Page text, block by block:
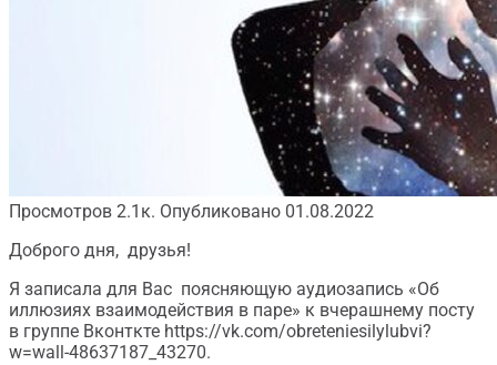
Просмотров 2.1к. Опубликовано 01.08.2022
Доброго дня, друзья!
Я записала для Вас поясняющую аудиозапись «Об
иллюзиях взаимодействия в паре» к вчерашнему посту
в группе Вконткте https://vk.com/obreteniesilylubvi?
w=wall-48637187_43270.